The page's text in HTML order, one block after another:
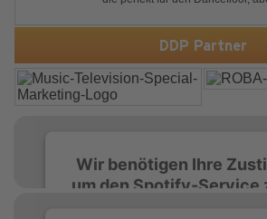
ist. Deep House trifft auf Dance-
gespannt sein, was als Nächstes...
DDP Partner
Wir benötigen Ihre
um den Spotify-Service